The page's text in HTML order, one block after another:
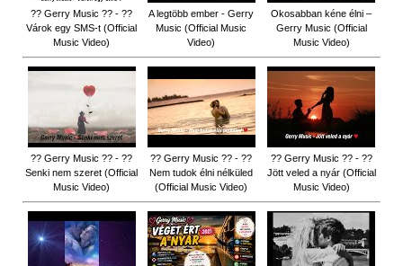
?? Gerry Music ?? - ??
Várok egy SMS-t (Official
Music Video)
A legtöbb ember - Gerry
Music (Official Music
Video)
Okosabban kéne élni –
Gerry Music (Official
Music Video)
?? Gerry Music ?? - ??
Senki nem szeret (Official
Music Video)
?? Gerry Music ?? - ??
Nem tudok élni nélküled
(Official Music Video)
?? Gerry Music ?? - ??
Jött veled a nyár (Official
Music Video)